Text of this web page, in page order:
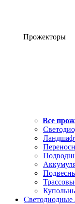
Прожекторы
Все
Светодиодные